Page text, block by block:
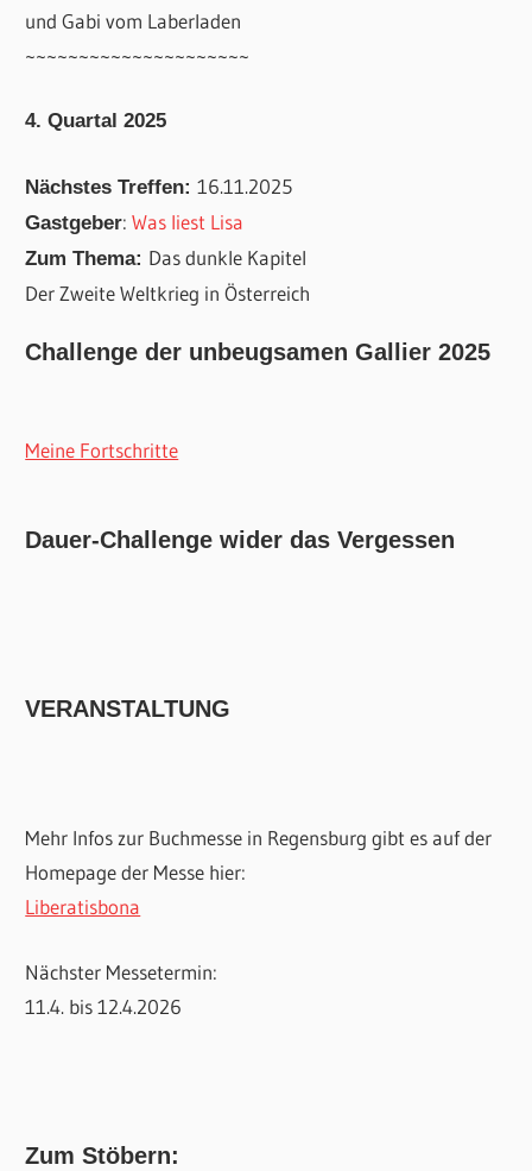
und Gabi vom Laberladen
~~~~~~~~~~~~~~~~~~~~~
4. Quartal 2025
Nächstes Treffen:16.11.2025
Gastgeber:Was liest Lisa
Zum Thema: Das dunkle Kapitel
Der Zweite Weltkrieg in Österreich
Challenge der unbeugsamen Gallier 2025
Meine Fortschritte
Dauer-Challenge wider das Vergessen
VERANSTALTUNG
Mehr Infos zur Buchmesse in Regensburg gibt es auf der
Homepage der Messe hier:
Liberatisbona
Nächster Messetermin:
11.4. bis 12.4.2026
Zum Stöbern: